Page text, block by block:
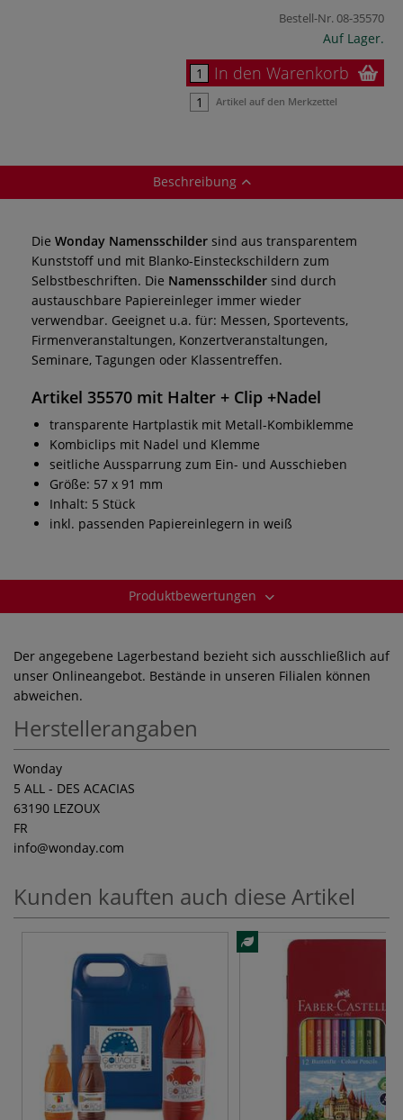
Bestell-Nr.08-35570
Auf Lager.
In den Warenkorb
Artikel auf den Merkzettel
Beschreibung
Die Wonday Namensschilder sind aus transparentem
Kunststoff und mit Blanko-Einsteckschildern zum
Selbstbeschriften. Die Namensschilder sind durch
austauschbare Papiereinleger immer wieder
verwendbar. Geeignet u.a. für: Messen, Sportevents,
Firmenveranstaltungen, Konzertveranstaltungen,
Seminare, Tagungen oder Klassentreffen.
Artikel 35570 mit Halter + Clip +Nadel
transparente Hartplastik mit Metall-Kombiklemme
Kombiclips mit Nadel und Klemme
seitliche Aussparrung zum Ein- und Ausschieben
Größe: 57 x 91 mm
Inhalt: 5 Stück
inkl. passenden Papiereinlegern in weiß
Produktbewertungen
Der angegebene Lagerbestand bezieht sich ausschließlich auf
unser Onlineangebot. Bestände in unseren Filialen können
abweichen.
Herstellerangaben
Wonday
5 ALL - DES ACACIAS
63190 LEZOUX
FR
info@wonday.com
Kunden kauften auch diese Artikel